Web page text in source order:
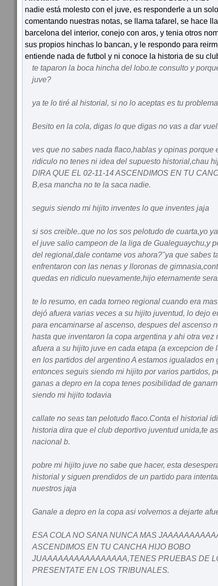
nadie está molesto con el juve, es responderle a un
comentando nuestras notas, se llama tafarel, se hace
barcelona del interior, conejo con aros, y tenia otros
sus propios hinchas lo bancan, y le respondo para
entiende nada de futbol y ni conoce la historia de su
te taparon la boca hincha del lobo.te consulto y
juve?
ya te lo tiré al historial, si no lo aceptas es tu
Besito en la cola, digas lo que digas no vas a dar
ves que no sabes nada flaco,hablas y opinas porque
ridiculo no tenes ni idea del supuesto historial,chau
DIRA QUE EL 02-11-14 ASCENDIMOS EN TU
B,esa mancha no te la saca nadie.
seguis siendo mi hijito inventes lo que inventes jaja
si sos creible..que no los sos pelotudo de cuarta,yo
el juve salio campeon de la liga de Gualeguaychu,y
del regional,dale contame vos ahora?"ya que sabes
enfrentaron con las nenas y lloronas de
quedas en ridiculo nuevamente,hijo eternamente
te lo resumo, en cada torneo regional cuando era
dejó afuera varias veces a su hijito juventud, lo dejo
para encaminarse al ascenso, despues del ascenso
hasta que inventaron la copa argentina y ahi otra vez
afuera a su hijito juve en cada etapa (a excepcion de
en los partidos del argentino A estamos igualados en
entonces seguis siendo mi hijito por varios partidos,
ganas a depro en la copa tenes posibilidad de
siendo mi hijito todavia
callate no seas tan pelotudo flaco.Conta el historial
historia dira que el club deportivo juventud unida,te
nacional b.
pobre mi hijito juve no sabe que hacer, esta
historial y siguen prendidos de un partido para
nuestros jaja
Ganale a depro en la copa asi volvemos a dejarte
ESA COLA NO SANA NUNCA MAS
ASCENDIMOS EN TU CANCHA HIJO BOBO
JUAAAAAAAAAAAAAAAA,TENES PRUEBAS DE
PRESENTATE EN LOS TRIBUNALES.